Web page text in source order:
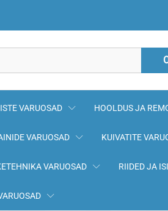
VARUOSAD HOOLDUS JA
VARUOSAD KUIVATITE
VARUOSAD RIIDED JA